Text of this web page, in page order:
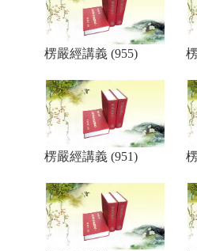
楞嚴經講義 (955)
楞嚴經講義 (951)